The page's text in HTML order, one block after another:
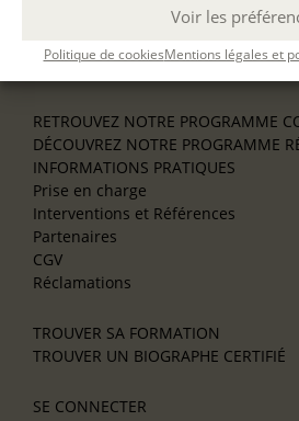
Voir les
Politique de cookiesMentions légales et
Écrire en résidence
Écrire en ligne
RETROUVEZ NOTRE PROGRAMME
DÉCOUVREZ NOTRE PROGRAMME
INFORMATIONS PRATIQUES
Prise en charge
Interventions et Références
Partenaires
CGV
Réclamations
TROUVER SA FORMATION
TROUVER UN BIOGRAPHE CERTIFIÉ
SE CONNECTER